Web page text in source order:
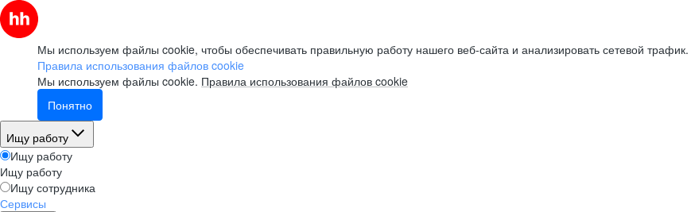
Мы используем файлы cookie, чтобы обеспечивать правильную работу нашего веб-сайта и анализировать сетевой трафик.
Правила использования файлов cookie
Мы используем файлы cookie. Правила использования файлов cookie
Понятно
Ищу работу
Ищу работу
Ищу работу
Ищу сотрудника
Сервисы